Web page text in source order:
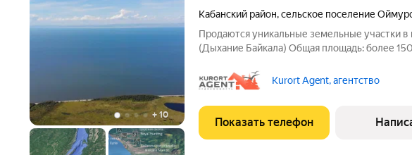
+ 10
Кабанский район,сельское поселение
Продаются уникальные земельные участки в
(Дыхание Байкала) Общая площадь: более
Минимальное расстояние до озера Байкал 1,1 км О проекте Baikal
Breath это
Kurort Agent, агентство
Показать телефон